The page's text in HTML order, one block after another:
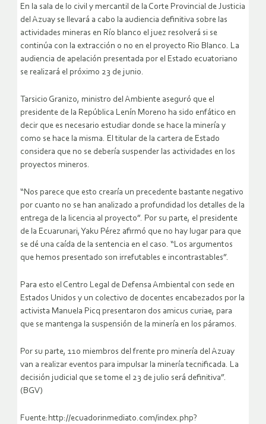
En la sala de lo civil y mercantil de la Corte Provincial de Justicia
del Azuay se llevará a cabo la audiencia definitiva sobre las
actividades mineras en Río blanco el juez resolverá si se
continúa con la extracción o no en el proyecto Rio Blanco. La
audiencia de apelación presentada por el Estado ecuatoriano
se realizará el próximo 23 de junio.
Tarsicio Granizo, ministro del Ambiente aseguró que el
presidente de la República Lenín Moreno ha sido enfático en
decir que es necesario estudiar donde se hace la minería y
como se hace la misma. El titular de la cartera de Estado
considera que no se debería suspender las actividades en los
proyectos mineros.
“Nos parece que esto crearía un precedente bastante negativo
por cuanto no se han analizado a profundidad los detalles de la
entrega de la licencia al proyecto”. Por su parte, el presidente
de la Ecuarunari, Yaku Pérez afirmó que no hay lugar para que
se dé una caída de la sentencia en el caso. “Los argumentos
que hemos presentado son irrefutables e incontrastables”.
Para esto el Centro Legal de Defensa Ambiental con sede en
Estados Unidos y un colectivo de docentes encabezados por la
activista Manuela Picq presentaron dos amicus curiae, para
que se mantenga la suspensión de la minería en los páramos.
Por su parte, 110 miembros del frente pro minería del Azuay
van a realizar eventos para impulsar la minería tecnificada. La
decisión judicial que se tome el 23 de julio será definitiva”.
(BGV)
Fuente:http://ecuadorinmediato.com/index.php?